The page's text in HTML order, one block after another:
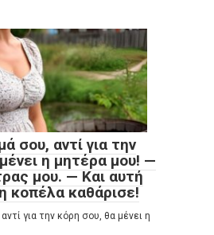
σου, αντί για την
η μητέρα μου! —
μου. — Και αυτή
κοπέλα καθάρισε!
για την κόρη σου, θα μένει η